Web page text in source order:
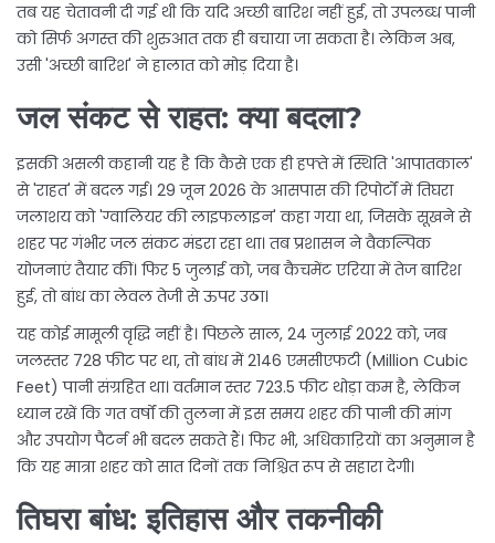
तब यह चेतावनी दी गई थी कि यदि अच्छी बारिश नहीं हुई, तो उपलब्ध पानी
को सिर्फ अगस्त की शुरुआत तक ही बचाया जा सकता है। लेकिन अब,
उसी 'अच्छी बारिश' ने हालात को मोड़ दिया है।
जल संकट से राहत: क्या बदला?
इसकी असली कहानी यह है कि कैसे एक ही हफ्ते में स्थिति 'आपातकाल'
से 'राहत' में बदल गई। 29 जून 2026 के आसपास की रिपोर्टों में तिघरा
जलाशय को 'ग्वालियर की लाइफलाइन' कहा गया था, जिसके सूखने से
शहर पर गंभीर जल संकट मंडरा रहा था। तब प्रशासन ने वैकल्पिक
योजनाएं तैयार कीं। फिर 5 जुलाई को, जब कैचमेंट एरिया में तेज बारिश
हुई, तो बांध का लेवल तेजी से ऊपर उठा।
यह कोई मामूली वृद्धि नहीं है। पिछले साल, 24 जुलाई 2022 को, जब
जलस्तर 728 फीट पर था, तो बांध में 2146 एमसीएफटी (Million Cubic
Feet) पानी संग्रहित था। वर्तमान स्तर 723.5 फीट थोड़ा कम है, लेकिन
ध्यान रखें कि गत वर्षों की तुलना में इस समय शहर की पानी की मांग
और उपयोग पैटर्न भी बदल सकते हैं। फिर भी, अधिकाऱियों का अनुमान है
कि यह मात्रा शहर को सात दिनों तक निश्चित रूप से सहारा देगी।
तिघरा बांध: इतिहास और तकनीकी